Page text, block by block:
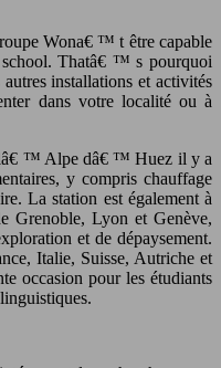
Wona€ ™ t être capable
Thatâ€ ™ s pourquoi
installations et activités
dans votre localité ou à
lâ€ ™ Alpe dâ€ ™ Huez il y a
y compris chauffage
La station est également à
Grenoble, Lyon et Genève,
et de dépaysement.
Italie, Suisse, Autriche et
occasion pour les étudiants